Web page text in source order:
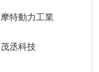
摩特動力工業
茂丞科技